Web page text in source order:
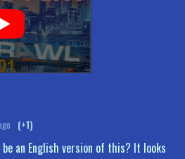
(+1)
an English version of this? It looks